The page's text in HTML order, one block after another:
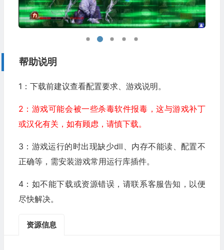
帮助说明
1：下载前建议查看配置要求、游戏说明。
2：游戏可能会被一些杀毒软件报毒，这与游戏补丁
或汉化有关，如有顾虑，请慎下载。
3：游戏运行的时出现缺少dll、内存不能读、配置不
正确等，需安装游戏常用运行库插件。
4：如不能下载或资源错误，请联系客服告知，以便
尽快解决。
资源信息